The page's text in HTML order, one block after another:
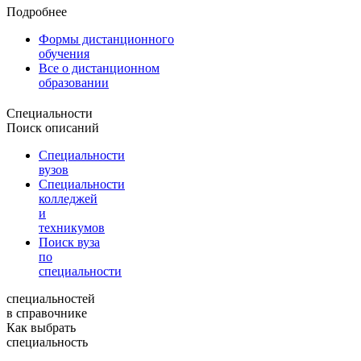
Подробнее
Формы дистанционного
обучения
Все о дистанционном
образовании
Специальности
Поиск описаний
Специальности
вузов
Специальности
колледжей
и
техникумов
Поиск вуза
по
специальности
специальностей
в справочнике
Как выбрать
специальность